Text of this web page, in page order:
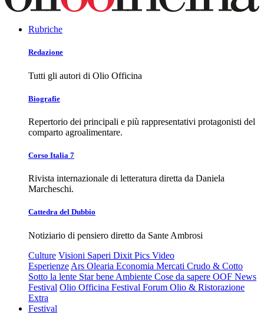
Rubriche
Redazione
Tutti gli autori di Olio Officina
Biografie
Repertorio dei principali e più rappresentativi protagonisti del
comparto agroalimentare.
Corso Italia 7
Rivista internazionale di letteratura diretta da Daniela
Marcheschi.
Cattedra del Dubbio
Notiziario di pensiero diretto da Sante Ambrosi
Culture Visioni Saperi Dixit Pics Video
Esperienze Ars Olearia Economia Mercati Crudo & Cotto
Sotto la lente Star bene Ambiente Cose da sapere OOF News
Festival Olio Officina Festival Forum Olio & Ristorazione
Extra
Festival